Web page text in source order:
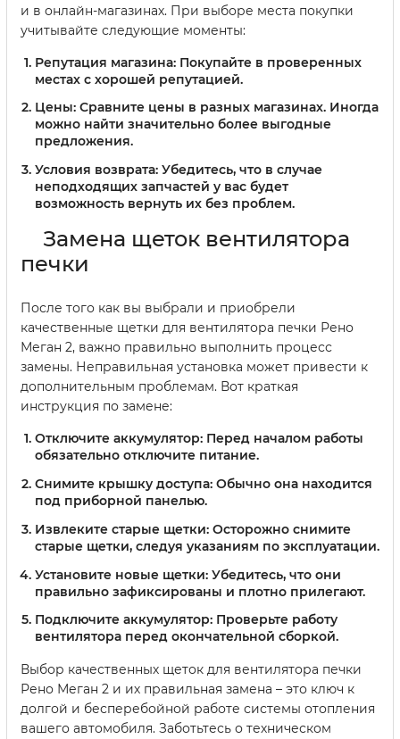
и в онлайн-магазинах. При выборе места покупки
учитывайте следующие моменты:
Репутация магазина: Покупайте в проверенных
местах с хорошей репутацией.
Цены: Сравните цены в разных магазинах. Иногда
можно найти значительно более выгодные
предложения.
Условия возврата: Убедитесь, что в случае
неподходящих запчастей у вас будет
возможность вернуть их без проблем.
Замена щеток вентилятора
печки
После того как вы выбрали и приобрели
качественные щетки для вентилятора печки Рено
Меган 2, важно правильно выполнить процесс
замены. Неправильная установка может привести к
дополнительным проблемам. Вот краткая
инструкция по замене:
Отключите аккумулятор: Перед началом работы
обязательно отключите питание.
Снимите крышку доступа: Обычно она находится
под приборной панелью.
Извлеките старые щетки: Осторожно снимите
старые щетки, следуя указаниям по эксплуатации.
Установите новые щетки: Убедитесь, что они
правильно зафиксированы и плотно прилегают.
Подключите аккумулятор: Проверьте работу
вентилятора перед окончательной сборкой.
Выбор качественных щеток для вентилятора печки
Рено Меган 2 и их правильная замена – это ключ к
долгой и бесперебойной работе системы отопления
вашего автомобиля. Заботьтесь о техническом